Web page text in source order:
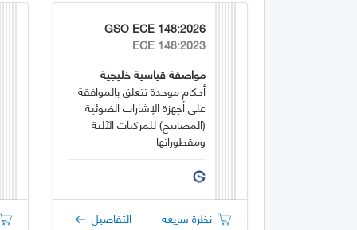
GSO ECE 148:2026
ECE 148:2023
مواصفة قياسية خليجية
أحكام موحدة تتعلق بالموافقة
على أجهزة الإشارات الضوئية
(المصابيح) للمركبات الآلية
ومقطوراتها
نظرة سريعة التفاصيل